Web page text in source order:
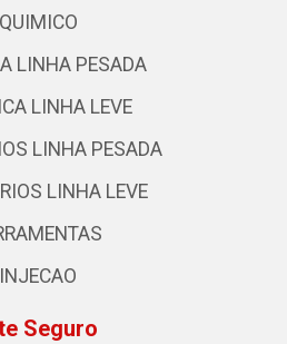
QUIMICO
LINHA PESADA
LINHA LEVE
LINHA PESADA
LINHA LEVE
INJECAO
Seguro